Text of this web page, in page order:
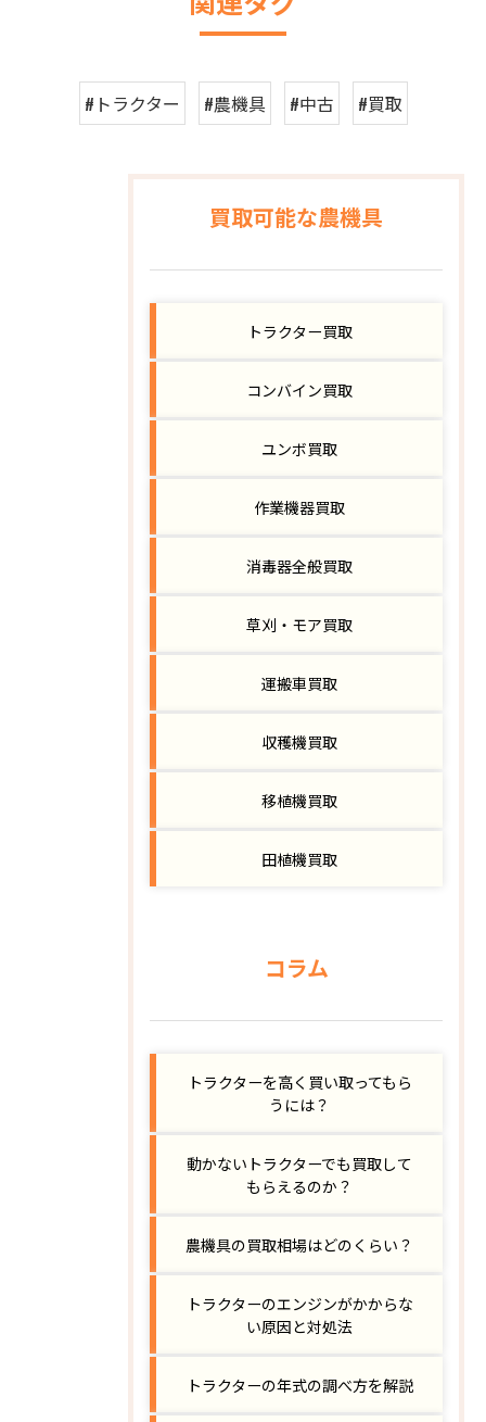
#トラクター #農機具 #中古 #買取
買取可能な農機具
トラクター買取
コンバイン買取
ユンボ買取
作業機器買取
消毒器全般買取
草刈・モア買取
運搬車買取
収穫機買取
移植機買取
田植機買取
コラム
トラクターを高く買い取ってもら
うには？
動かないトラクターでも買取して
もらえるのか？
農機具の買取相場はどのくらい？
トラクターのエンジンがかからな
い原因と対処法
トラクターの年式の調べ方を解説